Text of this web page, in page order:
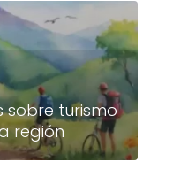
sobre turismo
región